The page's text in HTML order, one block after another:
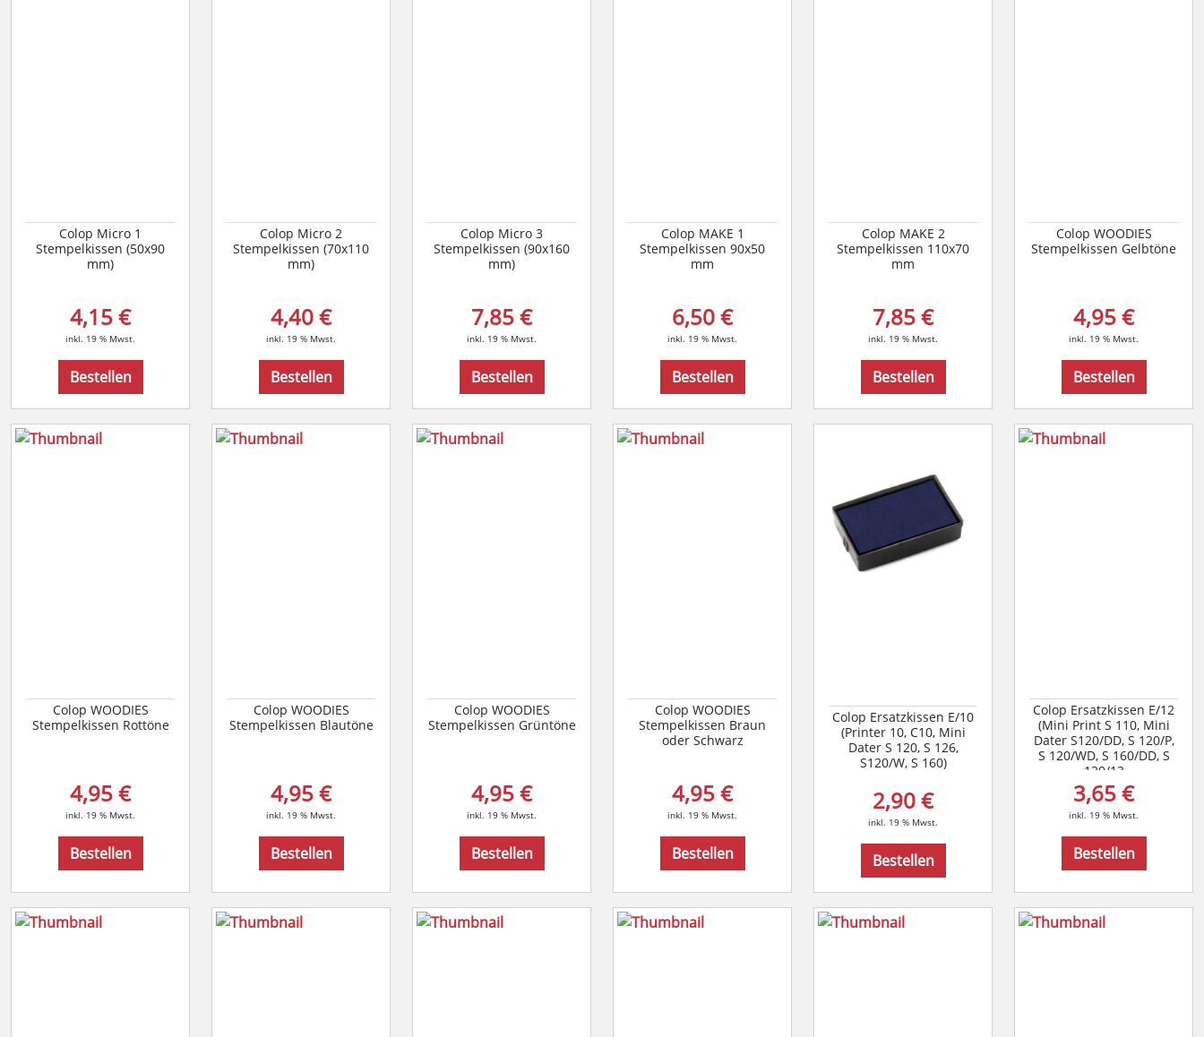
Colop Micro 1
Stempelkissen (50x90
mm)
4,15 €
inkl. 19 % Mwst.
Bestellen
Colop Micro 2
Stempelkissen (70x110
mm)
4,40 €
inkl. 19 % Mwst.
Bestellen
Colop Micro 3
Stempelkissen (90x160
mm)
7,85 €
inkl. 19 % Mwst.
Bestellen
Colop MAKE 1
Stempelkissen 90x50
mm
6,50 €
inkl. 19 % Mwst.
Bestellen
Colop MAKE 2
Stempelkissen 110x70
mm
7,85 €
inkl. 19 % Mwst.
Bestellen
Colop WOODIES
Stempelkissen Gelbtöne
4,95 €
inkl. 19 % Mwst.
Bestellen
Colop WOODIES
Stempelkissen Rottöne
4,95 €
inkl. 19 % Mwst.
Bestellen
Colop WOODIES
Stempelkissen Blautöne
4,95 €
inkl. 19 % Mwst.
Bestellen
Colop WOODIES
Stempelkissen Grüntöne
4,95 €
inkl. 19 % Mwst.
Bestellen
Colop WOODIES
Stempelkissen Braun
oder Schwarz
4,95 €
inkl. 19 % Mwst.
Bestellen
Colop Ersatzkissen E/10
(Printer 10, C10, Mini
Dater S 120, S 126,
S120/W, S 160)
2,90 €
inkl. 19 % Mwst.
Bestellen
Colop Ersatzkissen E/12
(Mini Print S 110, Mini
Dater S120/DD, S 120/P,
S 120/WD, S 160/DD, S
120/13
3,65 €
inkl. 19 % Mwst.
Bestellen